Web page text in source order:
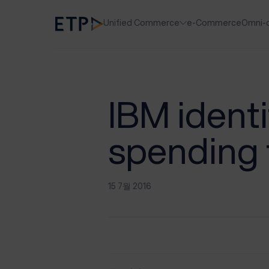
Unified Commerce e-CommerceOmni-
IBM
spending
15 7월 2016